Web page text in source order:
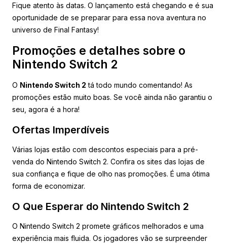
Fique atento às datas. O lançamento está chegando e é sua
oportunidade de se preparar para essa nova aventura no
universo de Final Fantasy!
Promoções e detalhes sobre o
Nintendo Switch 2
O Nintendo Switch 2 tá todo mundo comentando! As
promoções estão muito boas. Se você ainda não garantiu o
seu, agora é a hora!
Ofertas Imperdíveis
Várias lojas estão com descontos especiais para a pré-
venda do Nintendo Switch 2. Confira os sites das lojas de
sua confiança e fique de olho nas promoções. É uma ótima
forma de economizar.
O Que Esperar do Nintendo Switch 2
O Nintendo Switch 2 promete gráficos melhorados e uma
experiência mais fluida. Os jogadores vão se surpreender